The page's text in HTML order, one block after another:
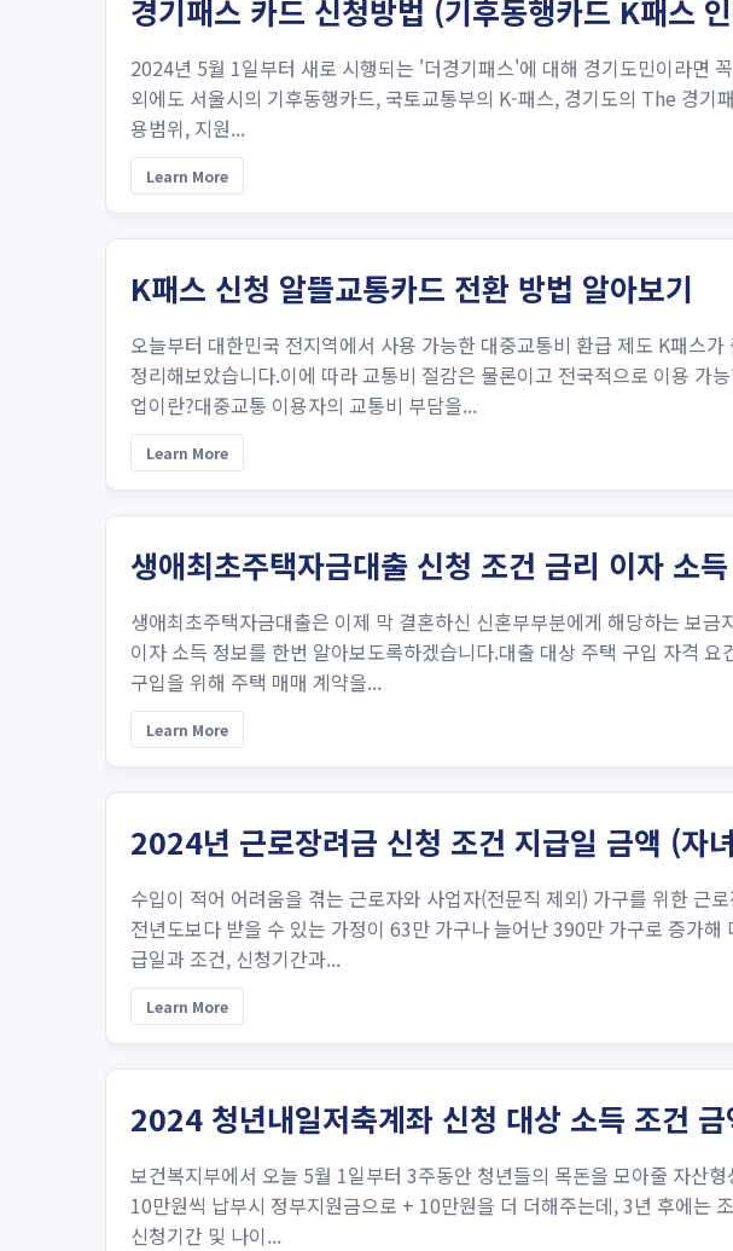
경기패스 카드 신청방법 (기후동행카드 K패스
2024년 5월 1일부터 새로 시행되는 '더경기패스'에 대해 경기도민이라면
외에도 서울시의 기후동행카드, 국토교통부의 K-패스, 경기도의 The 경
용범위, 지원...
Learn More
K패스 신청 알뜰교통카드 전환 방법 알아보기
오늘부터 대한민국 전지역에서 사용 가능한 대중교통비 환급 제도 K패스
정리해보았습니다.이에 따라 교통비 절감은 물론이고 전국적으로 이용 가
업이란?대중교통 이용자의 교통비 부담을...
Learn More
생애최초주택자금대출 신청 조건 금리 이자 소
생애최초주택자금대출은 이제 막 결혼하신 신혼부부분에게 해당하는 보
이자 소득 정보를 한번 알아보도록하겠습니다.대출 대상 주택 구입 자격
구입을 위해 주택 매매 계약을...
Learn More
2024년 근로장려금 신청 조건 지급일 금액 (자
수입이 적어 어려움을 겪는 근로자와 사업자(전문직 제외) 가구를 위한 근
전년도보다 받을 수 있는 가정이 63만 가구나 늘어난 390만 가구로 증가
급일과 조건, 신청기간과...
Learn More
2024 청년내일저축계좌 신청 대상 소득 조건 금
보건복지부에서 오늘 5월 1일부터 3주동안 청년들의 목돈을 모아줄 자산
10만원씩 납부시 정부지원금으로 + 10만원을 더 더해주는데, 3년 후에는
신청기간 및 나이...